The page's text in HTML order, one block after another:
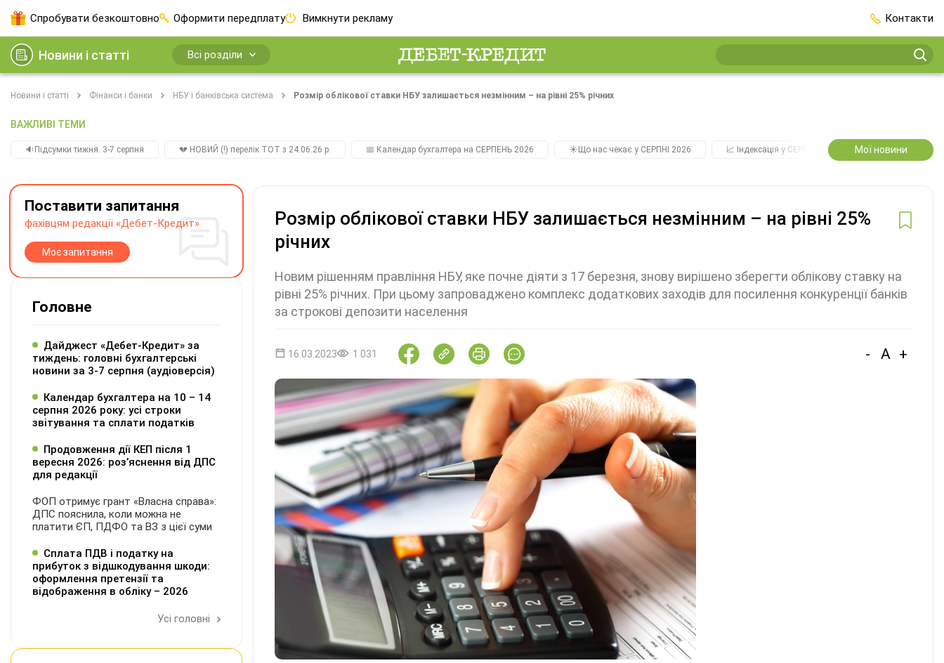
Спробувати безкоштовно Оформити передплату Вимкнути рекламу Контакти
Новини і статті Всі розділи
Новини і статті Фінанси і банки НБУ і банківська система Розмір облікової ставки НБУ залишається незмінним – на рівні 25% річних
ВАЖЛИВІ ТЕМИ
🔉Підсумки тижня. 3-7 серпня 💔 НОВИЙ (!) перелік ТОТ з 24.06.26 р. 📅 Календар бухгалтера на СЕРПЕНЬ 2026 ☀️Що нас чекає у СЕРПНІ 2026 📈 Індексація у СЕРПНІ 2️⃣0️⃣2️⃣7️⃣ Усі ключові
Мої новини
Розмір облікової ставки НБУ залишається незмінним – на рівні 25%
річних
Новим рішенням правління НБУ, яке почне діяти з 17 березня, знову вирішено зберегти облікову ставку на
рівні 25% річних. При цьому запроваджено комплекс додаткових заходів для посилення конкуренції банків
за строкові депозити населення
16.03.2023 1 031 - A +
Поставити запитання
фахівцям редакції «Дебет-Кредит»
Моє запитання
Головне
Дайджест «Дебет-Кредит» за
тиждень: головні бухгалтерські
новини за 3-7 серпня (аудіоверсія)
Календар бухгалтера на 10 – 14
серпня 2026 року: усі строки
звітування та сплати податків
Продовження дії КЕП після 1
вересня 2026: розʼяснення від ДПС
для редакції
ФОП отримує грант «Власна справа»:
ДПС пояснила, коли можна не
платити ЄП, ПДФО та ВЗ з цієї суми
Сплата ПДВ і податку на
прибуток з відшкодування шкоди:
оформлення претензії та
відображення в обліку – 2026
Усі головні